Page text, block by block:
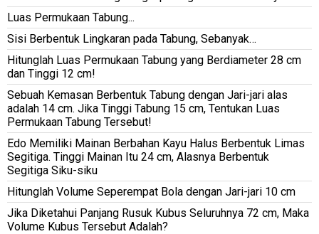
Luas Permukaan Tabung...
Sisi Berbentuk Lingkaran pada Tabung, Sebanyak…
Hitunglah Luas Permukaan Tabung yang Berdiameter 28 cm
dan Tinggi 12 cm!
Sebuah Kemasan Berbentuk Tabung dengan Jari-jari alas
adalah 14 cm. Jika Tinggi Tabung 15 cm, Tentukan Luas
Permukaan Tabung Tersebut!
Edo Memiliki Mainan Berbahan Kayu Halus Berbentuk Limas
Segitiga. Tinggi Mainan Itu 24 cm, Alasnya Berbentuk
Segitiga Siku-siku
Hitunglah Volume Seperempat Bola dengan Jari-jari 10 cm
Jika Diketahui Panjang Rusuk Kubus Seluruhnya 72 cm, Maka
Volume Kubus Tersebut Adalah?